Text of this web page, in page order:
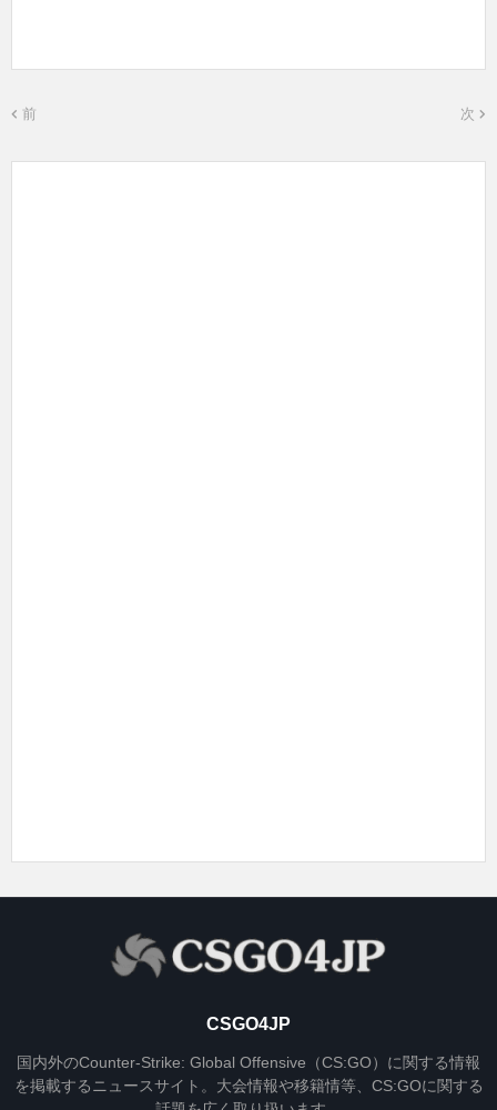
前 次
CSGO4JP
国内外のCounter-Strike: Global Offensive（CS:GO）に関する情報
を掲載するニュースサイト。大会情報や移籍情等、CS:GOに関する